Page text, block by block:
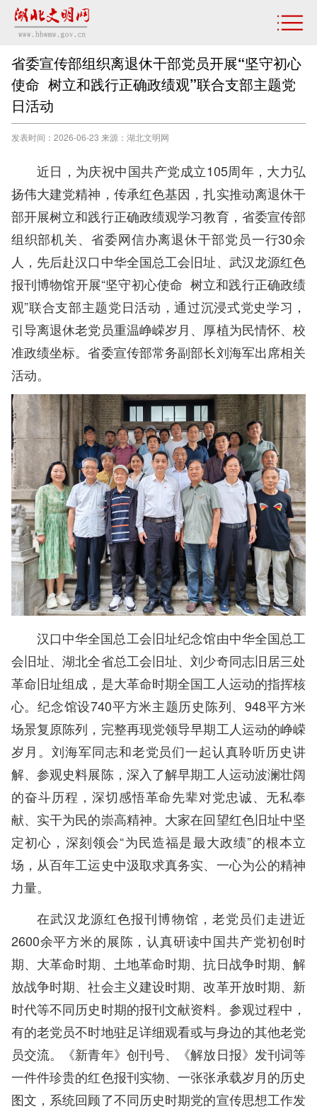
省委宣传部组织离退休干部党员开展“坚守初心
使命 树立和践行正确政绩观”联合支部主题党
日活动
发表时间：2026-06-23 来源：湖北文明网
近日，为庆祝中国共产党成立105周年，大力弘
扬伟大建党精神，传承红色基因，扎实推动离退休干
部开展树立和践行正确政绩观学习教育，省委宣传部
组织部机关、省委网信办离退休干部党员一行30余
人，先后赴汉口中华全国总工会旧址、武汉龙源红色
报刊博物馆开展“坚守初心使命 树立和践行正确政绩
观”联合支部主题党日活动，通过沉浸式党史学习，
引导离退休老党员重温峥嵘岁月、厚植为民情怀、校
准政绩坐标。省委宣传部常务副部长刘海军出席相关
活动。
汉口中华全国总工会旧址纪念馆由中华全国总工
会旧址、湖北全省总工会旧址、刘少奇同志旧居三处
革命旧址组成，是大革命时期全国工人运动的指挥核
心。纪念馆设740平方米主题历史陈列、948平方米
场景复原陈列，完整再现党领导早期工人运动的峥嵘
岁月。刘海军同志和老党员们一起认真聆听历史讲
解、参观史料展陈，深入了解早期工人运动波澜壮阔
的奋斗历程，深切感悟革命先辈对党忠诚、无私奉
献、实干为民的崇高精神。大家在回望红色旧址中坚
定初心，深刻领会“为民造福是最大政绩”的根本立
场，从百年工运史中汲取求真务实、一心为公的精神
力量。
在武汉龙源红色报刊博物馆，老党员们走进近
2600余平方米的展陈，认真研读中国共产党初创时
期、大革命时期、土地革命时期、抗日战争时期、解
放战争时期、社会主义建设时期、改革开放时期、新
时代等不同历史时期的报刊文献资料。参观过程中，
有的老党员不时地驻足详细观看或与身边的其他老党
员交流。《新青年》创刊号、《解放日报》发刊词等
一件件珍贵的红色报刊实物、一张张承载岁月的历史
图文，系统回顾了不同历史时期党的宣传思想工作发